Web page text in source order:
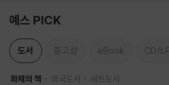
예스 PICK
도서 중고샵 eBook CD/
화제의 책 외국도서 세트도서